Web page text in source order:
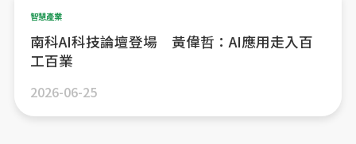
南科AI科技論壇登場 黃偉哲：AI應用走入百
工百業
智慧產業
2026-06-25